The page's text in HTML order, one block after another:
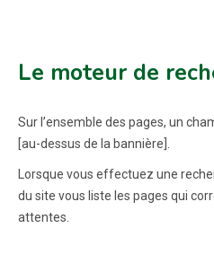
Le moteur de
Sur l’ensemble des pages, un
[au-dessus de la bannière].
Lorsque vous effectuez une
du site vous liste les pages qui
attentes.